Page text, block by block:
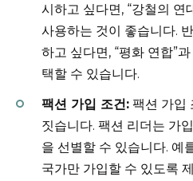
시하고 싶다면, “강철의 연
사용하는 것이 좋습니다.
하고 싶다면, “평화 연합”
택할 수 있습니다.
팩션 가입 조건: 팩션 가입
짓습니다. 팩션 리더는 가
을 선별할 수 있습니다. 예
국가만 가입할 수 있도록